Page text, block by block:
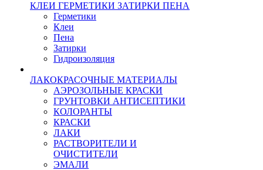
КЛЕИ ГЕРМЕТИКИ ЗАТИРКИ ПЕНА
Герметики
Клеи
Пена
Затирки
Гидроизоляция
ЛАКОКРАСОЧНЫЕ МАТЕРИАЛЫ
АЭРОЗОЛЬНЫЕ КРАСКИ
ГРУНТОВКИ АНТИСЕПТИКИ
КОЛОРАНТЫ
КРАСКИ
ЛАКИ
РАСТВОРИТЕЛИ И
ОЧИСТИТЕЛИ
ЭМАЛИ